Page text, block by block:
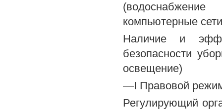
компьютерные
Наличие и
безопасности
освещение)
—I Правовой
Регулирующий